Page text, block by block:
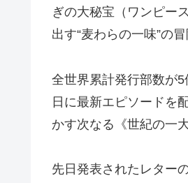
ぎの大秘宝（ワンピー
出す“麦わらの一味”の
全世界累計発行部数が
日に最新エピソードを
かす次なる《世紀の一
先日発表されたレター